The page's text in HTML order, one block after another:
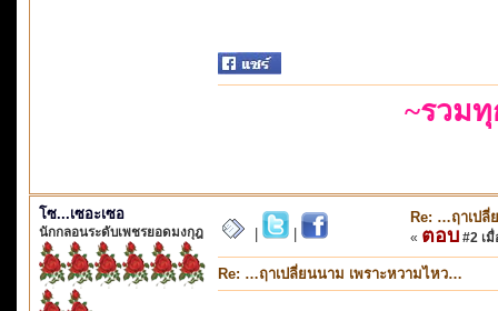
~รวม
โซ...เซอะเซอ
นักกลอนระดับเพชรยอดมงกุฎ
Re: …ฤาเปลี่
« ตอบ #2 เมื่
Re: …ฤาเปลี่ยนนาม เพราะหวามไหว…